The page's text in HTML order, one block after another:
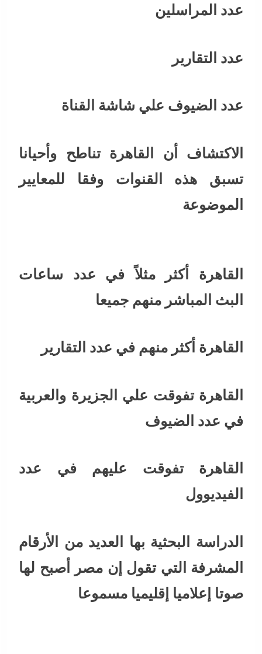
عدد المراسلين
عدد التقارير
عدد الضيوف علي شاشة القناة
الاكتشاف أن القاهرة تناطح وأحيانا
تسبق هذه القنوات وفقا للمعايير
الموضوعة
القاهرة أكثر مثلاً في عدد ساعات
البث المباشر منهم جميعا
القاهرة أكثر منهم في عدد التقارير
القاهرة تفوقت علي الجزيرة والعربية
في عدد الضيوف
القاهرة تفوقت عليهم في عدد
الفيديوول
الدراسة البحثية بها العديد من الأرقام
المشرفة التي تقول إن مصر أصبح لها
صوتا إعلاميا إقليميا مسموعا